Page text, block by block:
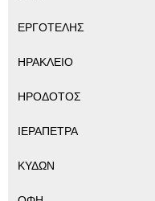
ΕΡΓΟΤΕΛΗΣ
ΗΡΑΚΛΕΙΟ
ΗΡΟΔΟΤΟΣ
ΙΕΡΑΠΕΤΡΑ
ΚΥΔΩΝ